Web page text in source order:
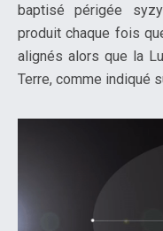
baptisé périgée
produit chaque fois
alignés alors que la
Terre, comme indiqué